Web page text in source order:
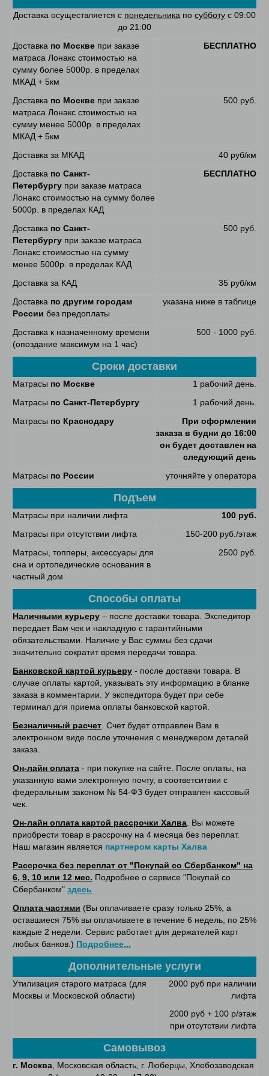
Доставка осуществляется с понедельника по субботу с 09:00
до 21:00
Доставка по Москве при заказе
матраса Лонакс стоимостью на
сумму более 5000р. в пределах
МКАД + 5км
БЕСПЛАТНО
Доставка по Москве при заказе
матраса Лонакс стоимостью на
сумму менее 5000р. в пределах
МКАД + 5км
500 руб.
Доставка за МКАД
40 руб/км
Доставка по Санкт-
Петербургу при заказе матраса
Лонакс стоимостью на сумму более
5000р. в пределах КАД
БЕСПЛАТНО
Доставка по Санкт-
Петербургу при заказе матраса
Лонакс стоимостью на сумму
менее 5000р. в пределах КАД
500 руб.
Доставка за КАД
35 руб/км
Доставка по другим городам
России без предоплаты
указана ниже в таблице
Доставка к назначенному времени
(опоздание максимум на 1 час)
500 - 1000 руб.
Сроки доставки
Матрасы по Москве
1 рабочий день.
Матрасы по Санкт-Петербургу
1 рабочий день.
Матрасы по Краснодару
При оформлении
заказа в будни до 16:00
он будет доставлен на
следующий день
Матрасы по России уточняйте у оператора
Подъем
Матрасы при наличии лифта
100 руб.
Матрасы при отсутствии лифта
150-200 руб./этаж
Матрасы, топперы, аксессуары для
сна и ортопедические основания в
частный дом
2500 руб.
Способы оплаты
Наличными курьеру – после доставки товара. Экспедитор
передает Вам чек и накладную с гарантийными
обязательствами. Наличие у Вас суммы без сдачи
значительно сократит время передачи товара.
Банковской картой курьеру - после доставки товара. В
случае оплаты картой, указывать эту информацию в бланке
заказа в комментарии. У экспедитора будет при себе
терминал для приема оплаты банковской картой.
Безналичный расчет . Счет будет отправлен Вам в
электронном виде после уточнения с менеджером деталей
заказа.
Он-лайн оплата - при покупке на сайте. После оплаты, на
указанную вами электронную почту, в соответситвии с
федеральным законом № 54-ФЗ будет отправлен кассовый
чек.
Он-лайн оплата картой рассрочки Халва . Вы можете
приобрести товар в рассрочку на 4 месяца без переплат.
Наш магазин является партнером карты Халва
Рассрочка без переплат от "Покупай со Сбербанком" на
6, 9, 10 или 12 мес. Подробнее о сервисе "Покупай со
Сбербанком" здесь
Оплата частями (Вы оплачиваете сразу только 25%, а
оставшиеся 75% вы оплачиваете в течение 6 недель, по 25%
каждые 2 недели. Сервис работает для держателей карт
любых банков.) Подробнее...
Дополнительные услуги
Утилизация старого матраса (для
Москвы и Московской области)
2000 руб при наличии
лифта
2000 руб + 100 р/этаж
при отсутствии лифта
Самовывоз
г. Москва , Московская область, г. Люберцы, Хлебозаводская